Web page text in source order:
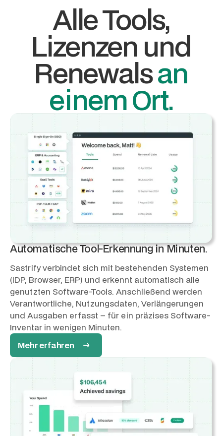
Alle Tools,
Lizenzen und
Renewalsan
einem Ort.
Automatische Tool-Erkennung in Minuten.
Sastrify verbindet sich mit bestehenden Systemen
(IDP, Browser, ERP) und erkennt automatisch alle
genutzten Software-Tools. Anschließend werden
Verantwortliche, Nutzungsdaten, Verlängerungen
und Ausgaben erfasst – für ein präzises Software-
Inventar in wenigen Minuten.
Mehr erfahren →